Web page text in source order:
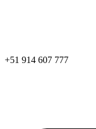
+51 914 607 777